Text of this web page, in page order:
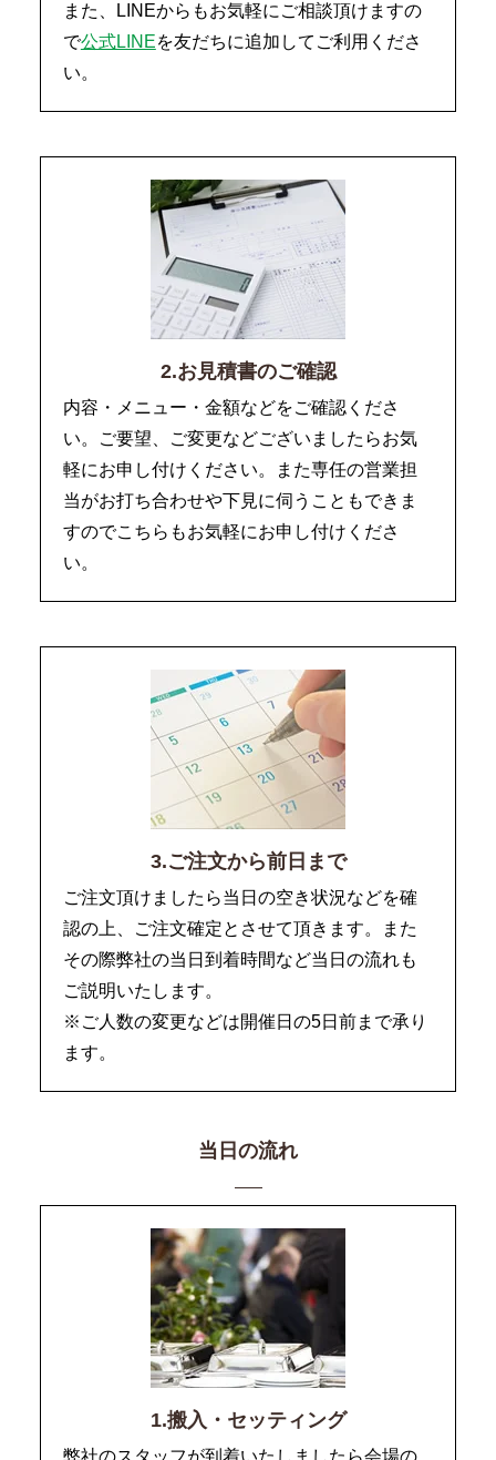
また、LINEからもお気軽にご相談頂けますの
で公式LINEを友だちに追加してご利用くださ
い。
2.お見積書のご確認
内容・メニュー・金額などをご確認くださ
い。ご要望、ご変更などございましたらお気
軽にお申し付けください。また専任の営業担
当がお打ち合わせや下見に伺うこともできま
すのでこちらもお気軽にお申し付けくださ
い。
3.ご注文から前日まで
ご注文頂けましたら当日の空き状況などを確
認の上、ご注文確定とさせて頂きます。また
その際弊社の当日到着時間など当日の流れも
ご説明いたします。
※ご人数の変更などは開催日の5日前まで承り
ます。
当日の流れ
1.搬入・セッティング